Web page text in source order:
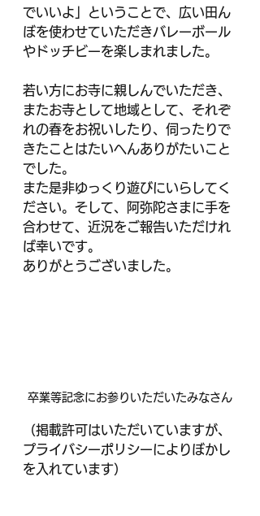
でいいよ」ということで、広い田ん
ぼを使わせていただきバレーボール
やドッチビーを楽しまれました。
若い方にお寺に親しんでいただき、
またお寺として地域として、それぞ
れの春をお祝いしたり、伺ったりで
きたことはたいへんありがたいこと
でした。
また是非ゆっくり遊びにいらしてく
ださい。そして、阿弥陀さまに手を
合わせて、近況をご報告いただけれ
ば幸いです。
ありがとうございました。
卒業等記念にお参りいただいたみなさん
（掲載許可はいただいていますが、
プライバシーポリシーによりぼかし
を入れています）